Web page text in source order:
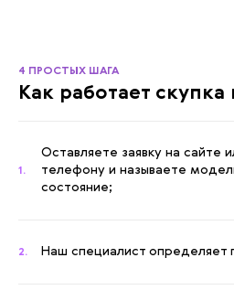
4 ПРОСТЫХ ШАГА
Как работает скупка
1.
Оставляете заявку на сайте
телефону и называете
состояние;
2. Наш специалист определяет